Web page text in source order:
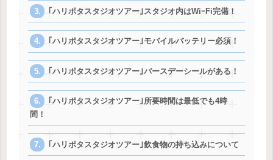
｢ハリポタスタジオツアー｣スタジオ内はWiｰFi完備！
｢ハリポタスタジオツアー｣モバイルバッテリー必須！
｢ハリポタスタジオツアー｣バースデーシールがある！
｢ハリポタスタジオツアー｣所要時間は最低でも4時
間！
｢ハリポタスタジオツアー｣飲食物の持ち込みについて